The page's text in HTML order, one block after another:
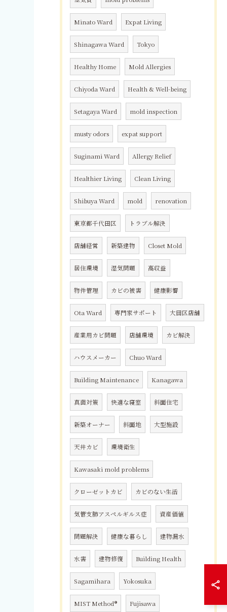
Minato Ward Expat Living
Shinagawa Ward Tokyo
Healthy Home Mold Allergies
Chiyoda Ward Health & Well-being
Setagaya Ward mold inspection
musty odors expat support
Suginami Ward Allergy Relief
Healthier Living Clean Living
Shibuya Ward mold renovation
東京都千代田区 トラブル解決
店舗経営 新築建物 Closet Mold
居住環境 湿気問題 高収益
物件管理 カビの被害 健康影響
Ota Ward 専門家サポート 大田区店舗
産業用カビ問題 店舗環境 カビ解決
ハウスメーカー Chuo Ward
Building Maintenance Kanagawa
真菌対策 快適な寝室 斜面住宅
新築オーナー 斜面地 大型施設
天井カビ 環境衛生
Kawasaki mold problems
クローゼットカビ カビのない生活
気管支肺アスペルギルス症 資産価値
問題解決 健康な暮らし 建物漏水
水害 建物修復 Building Health
Sagamihara Yokosuka
MIST Method® Fujisawa